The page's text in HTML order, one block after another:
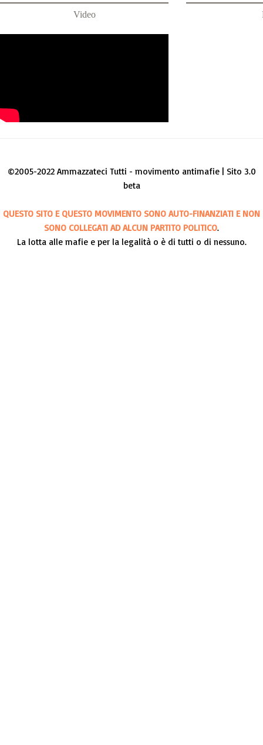
Video
©2005-2022 Ammazzateci Tutti - movimento antimafie | Sito 3.0
beta
QUESTO SITO E QUESTO MOVIMENTO SONO AUTO-FINANZIATI E NON
SONO COLLEGATI AD ALCUN PARTITO POLITICO.
La lotta alle mafie e per la legalità o è di tutti o di nessuno.